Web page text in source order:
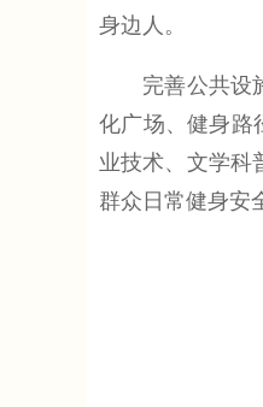
身边人。
完善公共设施
化广场、健身路
业技术、文学科
群众日常健身安